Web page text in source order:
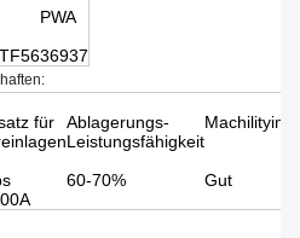
PWA
36937
für
Ablagerungs-
Leistungsfähigkeit
60-70% Gut